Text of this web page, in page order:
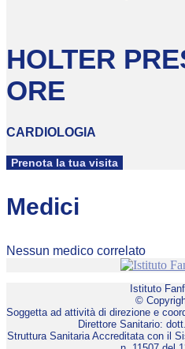
HOLTER
ORE
CARDIOLOGIA
Prenota la tua visita
Medici
Nessun medico correlato
Istituto
©
Soggetta ad attività di direzione e
Direttore Sanitario:
Struttura Sanitaria Accreditata con il